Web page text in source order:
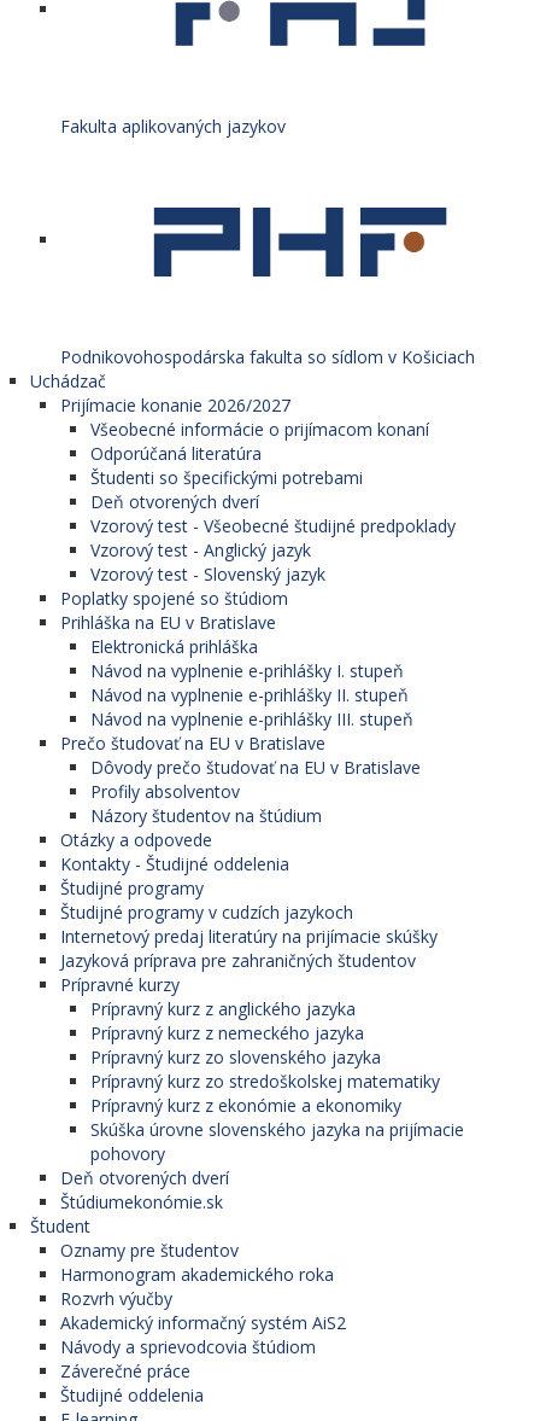
Fakulta aplikovaných jazykov
Podnikovohospodárska fakulta so sídlom v Košiciach
Uchádzač
Prijímacie konanie 2026/2027
Všeobecné informácie o prijímacom konaní
Odporúčaná literatúra
Študenti so špecifickými potrebami
Deň otvorených dverí
Vzorový test - Všeobecné študijné predpoklady
Vzorový test - Anglický jazyk
Vzorový test - Slovenský jazyk
Poplatky spojené so štúdiom
Prihláška na EU v Bratislave
Elektronická prihláška
Návod na vyplnenie e-prihlášky I. stupeň
Návod na vyplnenie e-prihlášky II. stupeň
Návod na vyplnenie e-prihlášky III. stupeň
Prečo študovať na EU v Bratislave
Dôvody prečo študovať na EU v Bratislave
Profily absolventov
Názory študentov na štúdium
Otázky a odpovede
Kontakty - Študijné oddelenia
Študijné programy
Študijné programy v cudzích jazykoch
Internetový predaj literatúry na prijímacie skúšky
Jazyková príprava pre zahraničných študentov
Prípravné kurzy
Prípravný kurz z anglického jazyka
Prípravný kurz z nemeckého jazyka
Prípravný kurz zo slovenského jazyka
Prípravný kurz zo stredoškolskej matematiky
Prípravný kurz z ekonómie a ekonomiky
Skúška úrovne slovenského jazyka na prijímacie
pohovory
Deň otvorených dverí
Štúdiumekonómie.sk
Študent
Oznamy pre študentov
Harmonogram akademického roka
Rozvrh výučby
Akademický informačný systém AiS2
Návody a sprievodcovia štúdiom
Záverečné práce
Študijné oddelenia